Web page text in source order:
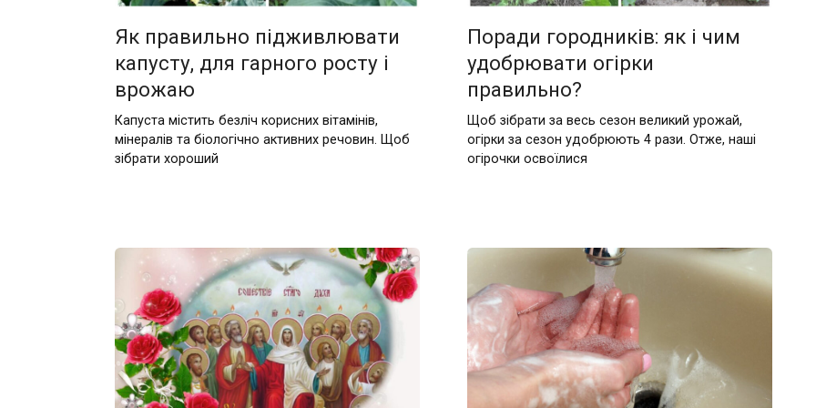
Як правильно підживлювати
капусту, для гарного росту і
врожаю
Капуста містить безліч корисних вітамінів,
мінералів та біологічно активних речовин. Щоб
зібрати хороший
Поради городників: як і чим
удобрювати огірки
правильно?
Щоб зібрати за весь сезон великий урожай,
огірки за сезон удобрюють 4 рази. Отже, наші
огірочки освоїлися